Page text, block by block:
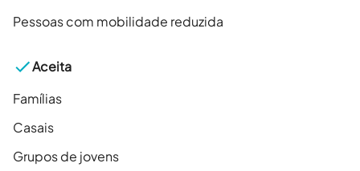
Pessoas com mobilidade reduzida
Aceita
Famílias
Casais
Grupos de jovens